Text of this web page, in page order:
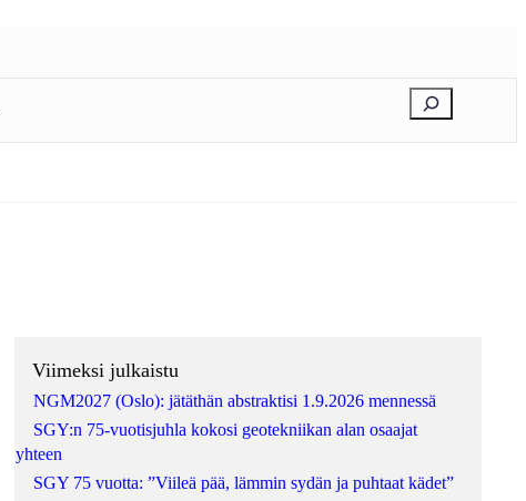
Viimeksi julkaistu
NGM2027 (Oslo): jätäthän abstraktisi 1.9.2026 mennessä
SGY:n 75-vuotisjuhla kokosi geotekniikan alan osaajat
yhteen
SGY 75 vuotta: ”Viileä pää, lämmin sydän ja puhtaat kädet”